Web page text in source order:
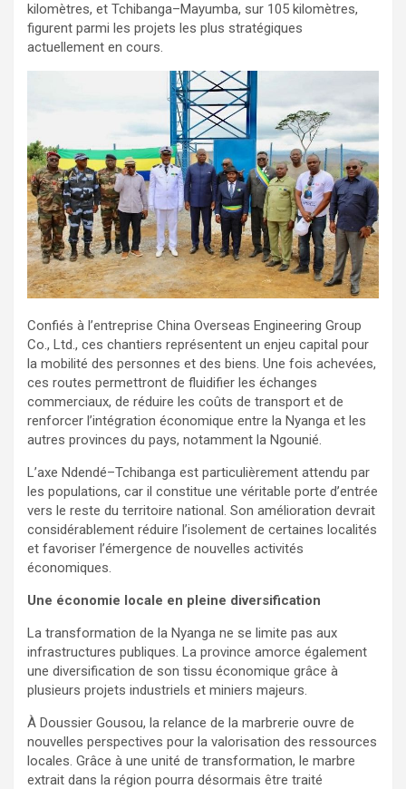
kilomètres, et Tchibanga–Mayumba, sur 105 kilomètres,
figurent parmi les projets les plus stratégiques
actuellement en cours.
Confiés à l’entreprise China Overseas Engineering Group
Co., Ltd., ces chantiers représentent un enjeu capital pour
la mobilité des personnes et des biens. Une fois achevées,
ces routes permettront de fluidifier les échanges
commerciaux, de réduire les coûts de transport et de
renforcer l’intégration économique entre la Nyanga et les
autres provinces du pays, notamment la Ngounié.
L’axe Ndendé–Tchibanga est particulièrement attendu par
les populations, car il constitue une véritable porte d’entrée
vers le reste du territoire national. Son amélioration devrait
considérablement réduire l’isolement de certaines localités
et favoriser l’émergence de nouvelles activités
économiques.
Une économie locale en pleine diversification
La transformation de la Nyanga ne se limite pas aux
infrastructures publiques. La province amorce également
une diversification de son tissu économique grâce à
plusieurs projets industriels et miniers majeurs.
À Doussier Gousou, la relance de la marbrerie ouvre de
nouvelles perspectives pour la valorisation des ressources
locales. Grâce à une unité de transformation, le marbre
extrait dans la région pourra désormais être traité